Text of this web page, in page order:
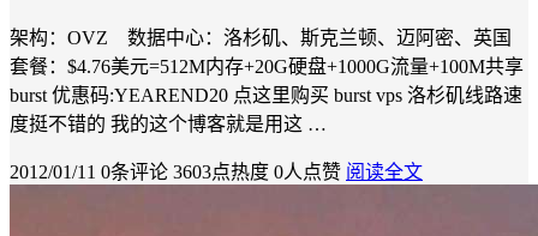
架构：OVZ 数据中心：洛杉矶、斯克兰顿、迈阿密、英国
套餐：$4.76美元=512M内存+20G硬盘+1000G流量+100M共享
burst 优惠码:YEAREND20 点这里购买 burst vps 洛杉矶线路速
度挺不错的 我的这个博客就是用这 …
2012/01/11 0条评论 3603点热度 0人点赞 阅读全文